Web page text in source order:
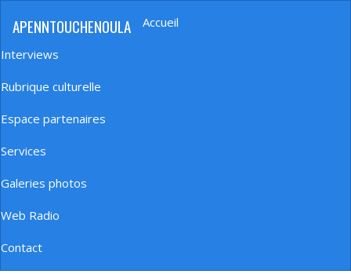
principal
APENNTOUCHENOULA
Navigation
principale
Accueil
Interviews
Rubrique culturelle
Espace partenaires
Services
Galeries photos
Web Radio
Contact